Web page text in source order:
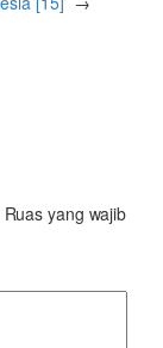
Ruas yang wajib